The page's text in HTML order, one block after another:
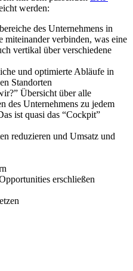
werden:
des Unternehmens in
miteinander verbinden, was eine
vertikal über verschiedene
und optimierte Abläufe in
Standorten
Übersicht über alle
des Unternehmens zu jedem
ist quasi das “Cockpit”
reduzieren und Umsatz und
erschließen